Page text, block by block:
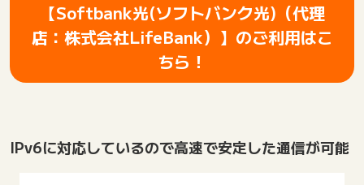
【Softbank光(ソフトバンク光)（代理
店：株式会社LifeBank）】のご利用はこ
ちら！
IPv6に対応しているので高速で安定した通信が可能